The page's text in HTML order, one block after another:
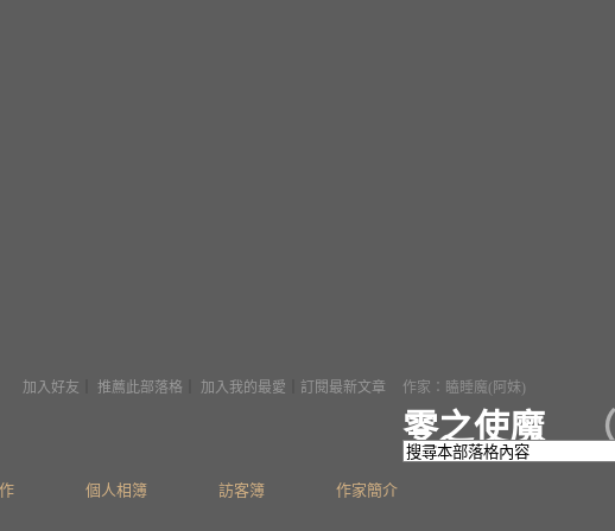
零之使魔 （
個人相簿 訪客簿 作家簡介
加入好友 推薦此部落格 加入我的最愛 訂閱最新文章 作家：瞌睡魔(阿妹)